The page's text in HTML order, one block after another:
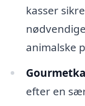
kasser
animalske
efter en